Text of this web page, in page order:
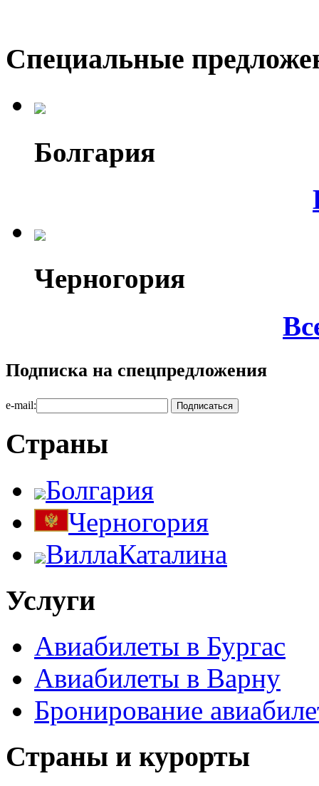
Специальные
Болгария
Черногория
Подписка на спецпредложения
e-mail:
Страны
Болгария
Черногория
ВиллаКаталина
Услуги
Авиабилеты в Бургас
Авиабилеты в Варну
Бронирование
Страны и курорты